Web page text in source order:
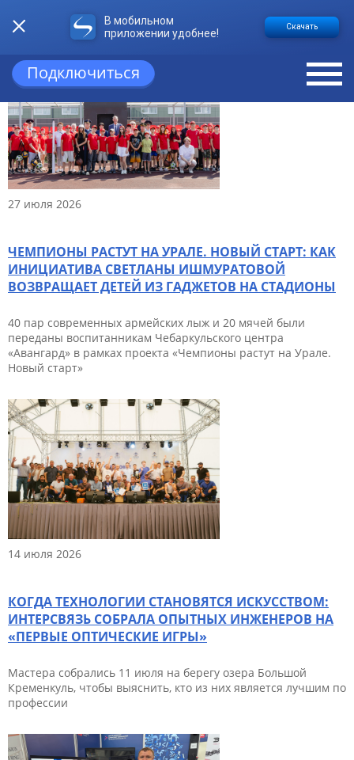
В мобильном
приложении удобнее!
Скачать
Подключиться
НОВОСТИ
27 июля 2026
ЧЕМПИОНЫ РАСТУТ НА УРАЛЕ. НОВЫЙ СТАРТ: КАК
ИНИЦИАТИВА СВЕТЛАНЫ ИШМУРАТОВОЙ
ВОЗВРАЩАЕТ ДЕТЕЙ ИЗ ГАДЖЕТОВ НА СТАДИОНЫ
40 пар современных армейских лыж и 20 мячей были
переданы воспитанникам Чебаркульского центра
«Авангард» в рамках проекта «Чемпионы растут на Урале.
Новый старт»
14 июля 2026
КОГДА ТЕХНОЛОГИИ СТАНОВЯТСЯ ИСКУССТВОМ:
ИНТЕРСВЯЗЬ СОБРАЛА ОПЫТНЫХ ИНЖЕНЕРОВ НА
«ПЕРВЫЕ ОПТИЧЕСКИЕ ИГРЫ»
Мастера собрались 11 июля на берегу озера Большой
Кременкуль, чтобы выяснить, кто из них является лучшим по
профессии